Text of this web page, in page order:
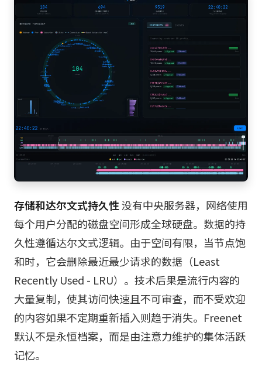
存储和达尔文式持久性没有中央服务器，网络使用
每个用户分配的磁盘空间形成全球硬盘。数据的持
久性遵循达尔文式逻辑。由于空间有限，当节点饱
和时，它会删除最近最少请求的数据（Least
Recently Used - LRU）。技术后果是流行内容的
大量复制，使其访问快速且不可审查，而不受欢迎
的内容如果不定期重新插入则趋于消失。Freenet
默认不是永恒档案，而是由注意力维护的集体活跃
记忆。